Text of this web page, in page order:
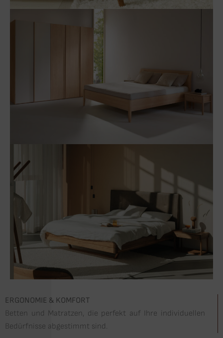
ERGONOMIE & KOMFORT
Betten und Matratzen, die perfekt auf Ihre individuellen
Bedürfnisse abgestimmt sind.